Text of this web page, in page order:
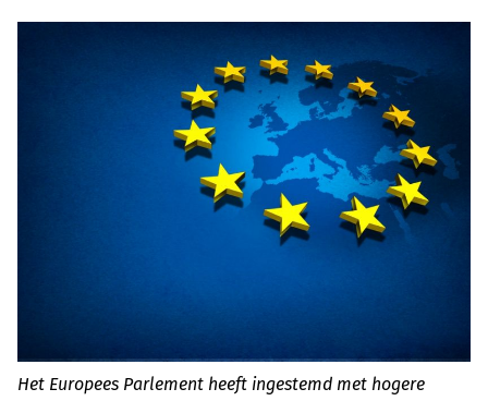
Het Europees Parlement heeft ingestemd met hogere